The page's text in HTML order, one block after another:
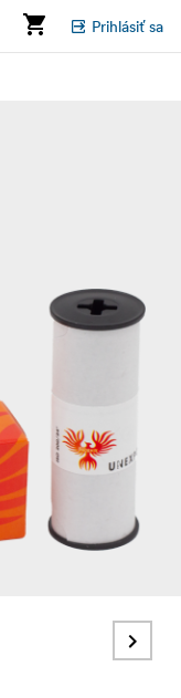
Prihlásiť sa